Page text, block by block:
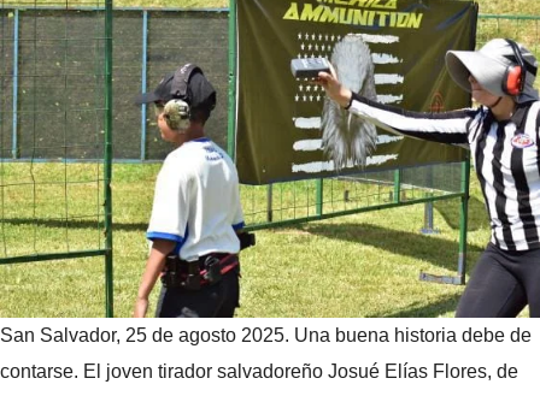
i
k
e
San Salvador, 25 de agosto 2025. Una buena historia debe de
contarse. El joven tirador salvadoreño Josué Elías Flores, de